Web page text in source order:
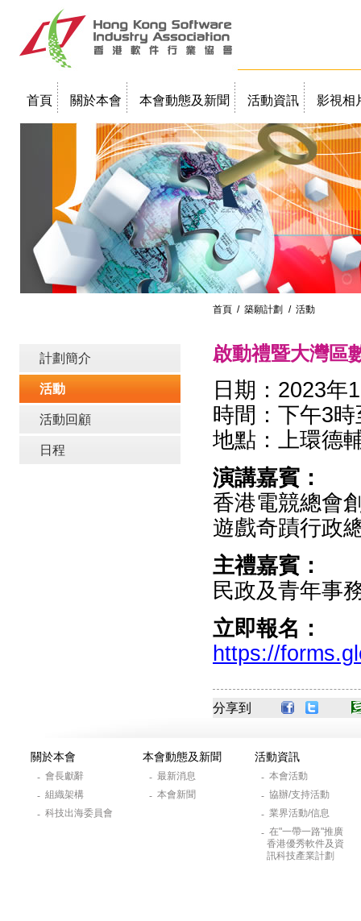
首頁 關於本會 本會動態及新聞 活動資訊 影視相
教學簡報
首頁 / 築願計劃 / 活動
計劃簡介
活動
活動回顧
日程
啟動禮暨大灣區
日期：2023
時間：下午3時
地點： 上環德
演講嘉賓：
香港電競總會
遊戲奇蹟行政
主禮嘉賓：
民政及青年事
立即報名 ：
https://
分享到
關於本會
- 會長獻辭
- 組織架構
- 科技出海委員會
本會動態及新聞
- 最新消息
- 本會新聞
活動資訊
- 本會活動
- 協辦/支持活動
- 業界活動/信息
- 在"一帶一路"推廣
香港優秀軟件及資
訊科技產業計劃